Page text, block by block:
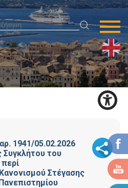
1941/05.02.2026
Συγκλήτου του
Στέγασης